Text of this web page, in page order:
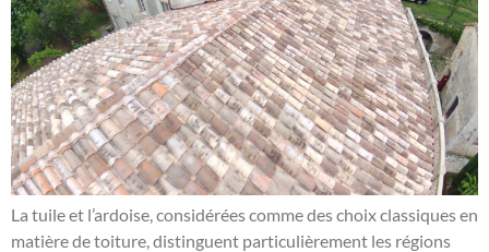
La tuile et l’ardoise, considérées comme des choix classiques en
matière de toiture, distinguent particulièrement les régions